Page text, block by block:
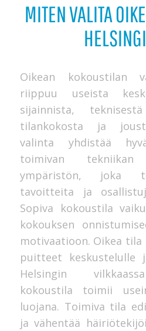
MITEN VALITA
Oikean kokoustilan
riippuu useista
sijainnista,
tilankokosta ja
valinta yhdistää
toimivan
ympäristön, joka
tavoitteita ja
Sopiva kokoustila
kokouksen
motivaatioon. Oikea
puitteet keskustelulle
Helsingin
kokoustila toimii
luojana. Toimiva tila
ja vähentää